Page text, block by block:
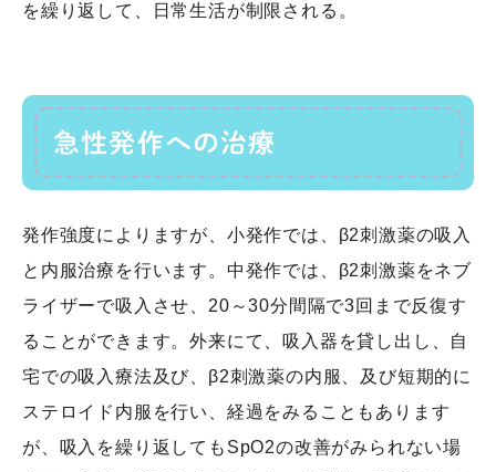
を繰り返して、日常生活が制限される。
急性発作への治療
発作強度によりますが、小発作では、β2刺激薬の吸入
と内服治療を行います。中発作では、β2刺激薬をネブ
ライザーで吸入させ、20～30分間隔で3回まで反復す
ることができます。外来にて、吸入器を貸し出し、自
宅での吸入療法及び、β2刺激薬の内服、及び短期的に
ステロイド内服を行い、経過をみることもあります
が、吸入を繰り返してもSpO2の改善がみられない場